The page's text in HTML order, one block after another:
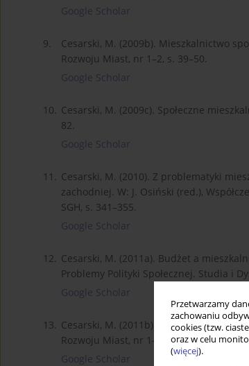
Przetwarzamy
zachowaniu
cookies (tzw.
oraz w celu
(więcej).
Google Scholar
9.
Cesarski, M. (2009b). Mieszkalnictwo
Rozwoju Miast, nr 1–2, s. 39–50.
Google Scholar
10. Cesarski, M. (2009c). Społeczne
82.
Google Scholar
11. Cesarski, M. (2010). Z problematyki
zachodniej. W: J. Osiński (red.),
SGH, s. 341–355.
Google Scholar
12. Cesarski, M. (2011a). Budżet a
Problemy Polityki Społecznej. Studia i
Google Scholar
13. Cesarski, M. (2011b). Ewolucja
Rozwoju Miast, nr 1–2, s. 29–40.
Google Scholar